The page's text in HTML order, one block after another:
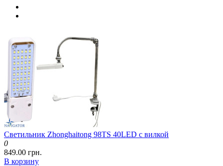
Светильник Zhonghaitong 98TS 40LED с вилкой
0
849.00 грн.
В корзину